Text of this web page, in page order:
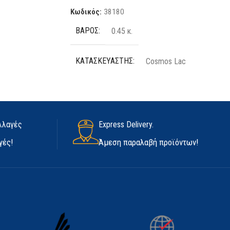
Κωδικός: 38180
ΒΆΡΟΣ 0.45 κ.
ΚΑΤΑΣΚΕΥΑΣΤΉΣ Cosmos Lac
ΧΡΏΜΑ Μαύρο
Express Delivery.
Άμεση παραλαβή προϊόντων!